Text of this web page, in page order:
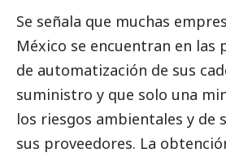
Se señala que muchas
México se encuentran en las
de automatización de sus
suministro y que solo una
los riesgos ambientales y de
sus proveedores. La